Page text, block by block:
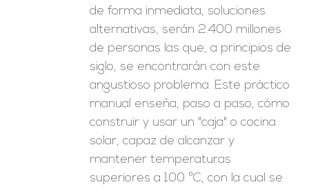
de forma inmediata, soluciones
alternativas, serán 2.400 millones
de personas las que, a principios de
siglo, se encontrarán con este
angustioso problema. Este práctico
manual enseña, paso a paso, cómo
construir y usar un "caja" o cocina
solar, capaz de alcanzar y
mantener temperaturas
superiores a 100 ºC, con la cual se